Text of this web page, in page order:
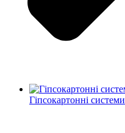
Гіпсокартонні системи